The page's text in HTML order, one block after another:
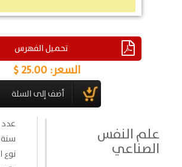
تحميل الفهرس
السعر:25.00 $
علم النفس
الصناعي
عدد
سنة
نوع